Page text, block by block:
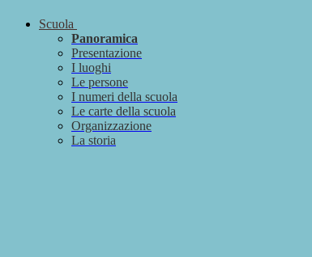
Scuola
Panoramica
Presentazione
I luoghi
Le persone
I numeri della scuola
Le carte della scuola
Organizzazione
La storia